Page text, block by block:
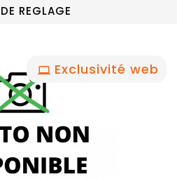
REGLAGE
Exclusivité web